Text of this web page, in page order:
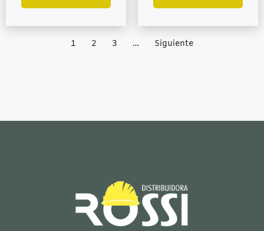
1 2 3 … Siguiente